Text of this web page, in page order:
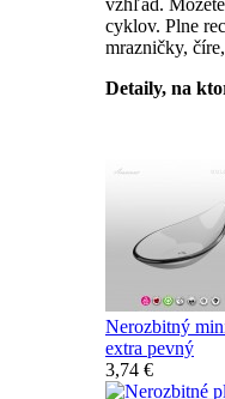
vzhľad.
cyklov. Plne
mrazničky,
Detaily, na
Nerozbitný
extra pevný
3,74 €